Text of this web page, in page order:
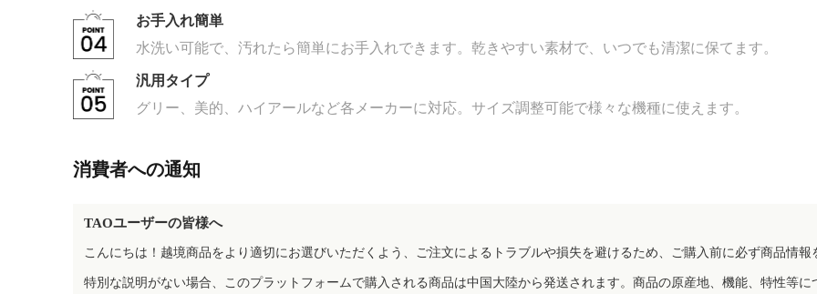
お手入れ簡単
水洗い可能で、汚れたら簡単にお手入れできます。乾きやすい素材で、いつでも清潔に保てます。
汎用タイプ
グリー、美的、ハイアールなど各メーカーに対応。サイズ調整可能で様々な機種に使えます。
消費者への通知
TAOユーザーの皆様へ
こんにちは！越境商品をより適切にお選びいただくよう、ご注文によるトラブルや損失を避けるため、ご購入前に必ず商品情報
特別な説明がない場合、このプラットフォームで購入される商品は中国大陸から発送されます。商品の原産地、機能、特性等